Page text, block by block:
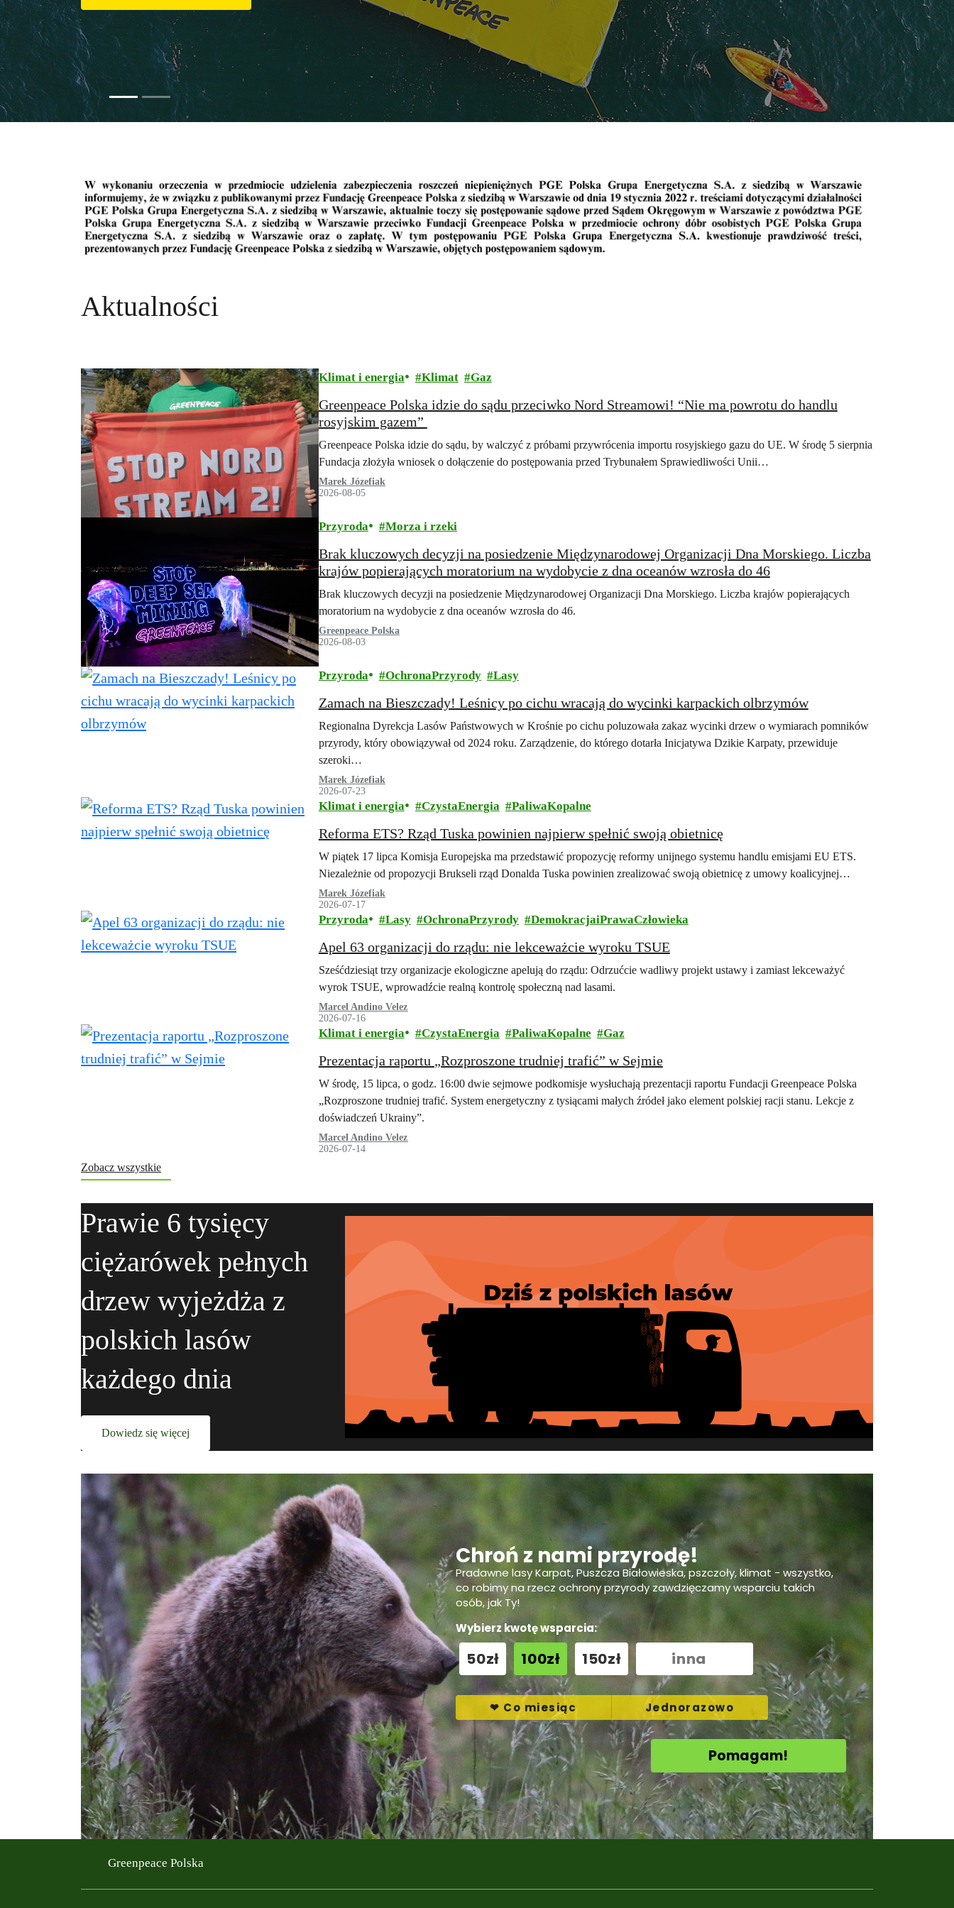
Slide resumed
Aktualności
Klimat i energia Klimat Gaz
Greenpeace Polska idzie do sądu przeciwko Nord Streamowi! “Nie ma powrotu do handlu
rosyjskim gazem”
Greenpeace Polska idzie do sądu, by walczyć z próbami przywrócenia importu rosyjskiego gazu do UE. W środę 5 sierpnia
Fundacja złożyła wniosek o dołączenie do postępowania przed Trybunałem Sprawiedliwości Unii…
Marek Józefiak
2026-08-05
Przyroda Morza i rzeki
Brak kluczowych decyzji na posiedzenie Międzynarodowej Organizacji Dna Morskiego. Liczba
krajów popierających moratorium na wydobycie z dna oceanów wzrosła do 46
Brak kluczowych decyzji na posiedzenie Międzynarodowej Organizacji Dna Morskiego. Liczba krajów popierających
moratorium na wydobycie z dna oceanów wzrosła do 46.
Greenpeace Polska
2026-08-03
Przyroda OchronaPrzyrody Lasy
Zamach na Bieszczady! Leśnicy po cichu wracają do wycinki karpackich olbrzymów
Regionalna Dyrekcja Lasów Państwowych w Krośnie po cichu poluzowała zakaz wycinki drzew o wymiarach pomników
przyrody, który obowiązywał od 2024 roku. Zarządzenie, do którego dotarła Inicjatywa Dzikie Karpaty, przewiduje
szeroki…
Marek Józefiak
2026-07-23
Klimat i energia CzystaEnergia PaliwaKopalne
Reforma ETS? Rząd Tuska powinien najpierw spełnić swoją obietnicę
W piątek 17 lipca Komisja Europejska ma przedstawić propozycję reformy unijnego systemu handlu emisjami EU ETS.
Niezależnie od propozycji Brukseli rząd Donalda Tuska powinien zrealizować swoją obietnicę z umowy koalicyjnej…
Marek Józefiak
2026-07-17
Przyroda Lasy OchronaPrzyrody DemokracjaiPrawaCzłowieka
Apel 63 organizacji do rządu: nie lekceważcie wyroku TSUE
Sześćdziesiąt trzy organizacje ekologiczne apelują do rządu: Odrzućcie wadliwy projekt ustawy i zamiast lekceważyć
wyrok TSUE, wprowadźcie realną kontrolę społeczną nad lasami.
Marcel Andino Velez
2026-07-16
Klimat i energia CzystaEnergia PaliwaKopalne Gaz
Prezentacja raportu „Rozproszone trudniej trafić” w Sejmie
W środę, 15 lipca, o godz. 16:00 dwie sejmowe podkomisje wysłuchają prezentacji raportu Fundacji Greenpeace Polska
„Rozproszone trudniej trafić. System energetyczny z tysiącami małych źródeł jako element polskiej racji stanu. Lekcje z
doświadczeń Ukrainy”.
Marcel Andino Velez
2026-07-14
Zobacz wszystkie
Prawie 6 tysięcy
ciężarówek pełnych
drzew wyjeżdża z
polskich lasów
każdego dnia
Dowiedz się więcej
Greenpeace Polska